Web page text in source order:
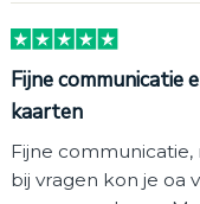
Fijne communicatie
kaarten
Fijne
bij vragen kon je oa